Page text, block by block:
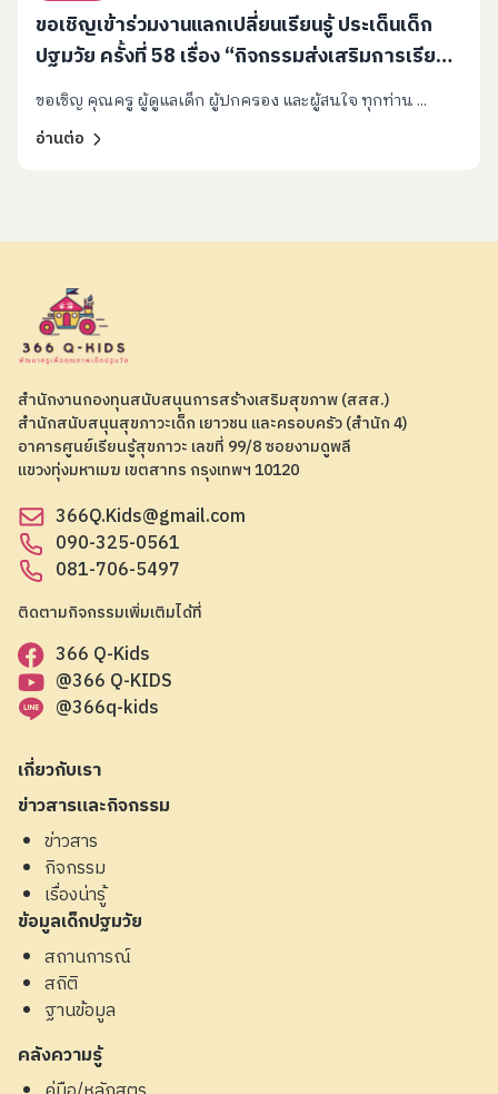
ขอเชิญเข้าร่วมงานแลกเปลี่ยนเรียนรู้ ประเด็นเด็ก
ปฐมวัย ครั้งที่ 58 เรื่อง “กิจกรรมส่งเสริมการเรียนรู้
ทางสังคมและอารมณ์ (SEL)”
ขอเชิญ คุณครู ผู้ดูแลเด็ก ผู้ปกครอง และผู้สนใจ ทุกท่าน ...
อ่านต่อ
สำนักงานกองทุนสนับสนุนการสร้างเสริมสุขภาพ (สสส.)
สำนักสนับสนุนสุขภาวะเด็ก เยาวชน และครอบครัว (สำนัก 4)
อาคารศูนย์เรียนรู้สุขภาวะ เลขที่ 99/8 ซอยงามดูพลี
แขวงทุ่งมหาเมฆ เขตสาทร กรุงเทพฯ 10120
366Q.Kids@gmail.com
090-325-0561
081-706-5497
เกี่ยวกับเรา
ข่าวสารและกิจกรรม
ข่าวสาร
กิจกรรม
เรื่องน่ารู้
ข้อมูลเด็กปฐมวัย
สถานการณ์
สถิติ
ฐานข้อมูล
คลังความรู้
ติดตามกิจกรรมเพิ่มเติมได้ที่
366 Q-Kids
@366 Q-KIDS
@366q-kids